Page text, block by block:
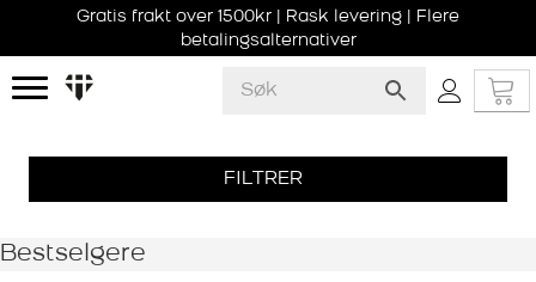
Gratis frakt over 1500kr | Rask levering | Flere
betalingsalternativer
FILTRER
Bestselgere